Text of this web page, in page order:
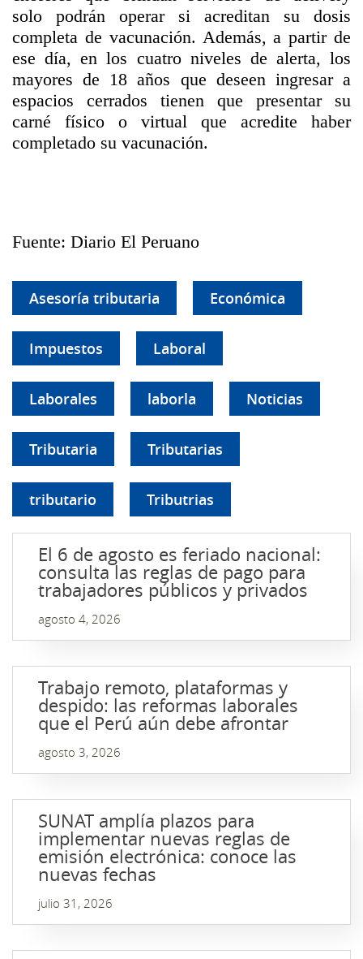
solo podrán operar si acreditan su dosis
completa de vacunación. Además, a partir de
ese día, en los cuatro niveles de alerta, los
mayores de 18 años que deseen ingresar a
espacios cerrados tienen que presentar su
carné físico o virtual que acredite haber
completado su vacunación.
Fuente: Diario El Peruano
Asesoría tributaria Económica
Impuestos Laboral
Laborales laborla Noticias
Tributaria Tributarias
tributario Tributrias
El 6 de agosto es feriado nacional:
consulta las reglas de pago para
trabajadores públicos y privados
agosto 4, 2026
Trabajo remoto, plataformas y
despido: las reformas laborales
que el Perú aún debe afrontar
agosto 3, 2026
SUNAT amplía plazos para
implementar nuevas reglas de
emisión electrónica: conoce las
nuevas fechas
julio 31, 2026